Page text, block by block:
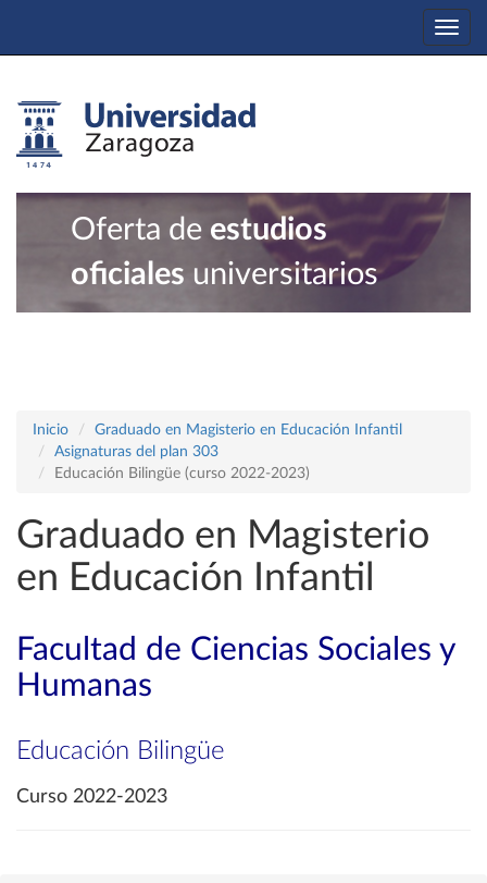
Oferta de estudios
oficiales universitarios
Inicio
Graduado en Magisterio en Educación Infantil
Asignaturas del plan 303
Educación Bilingüe (curso 2022-2023)
Graduado en Magisterio
en Educación Infantil
Facultad de Ciencias Sociales y
Humanas
Educación Bilingüe
Curso 2022-2023